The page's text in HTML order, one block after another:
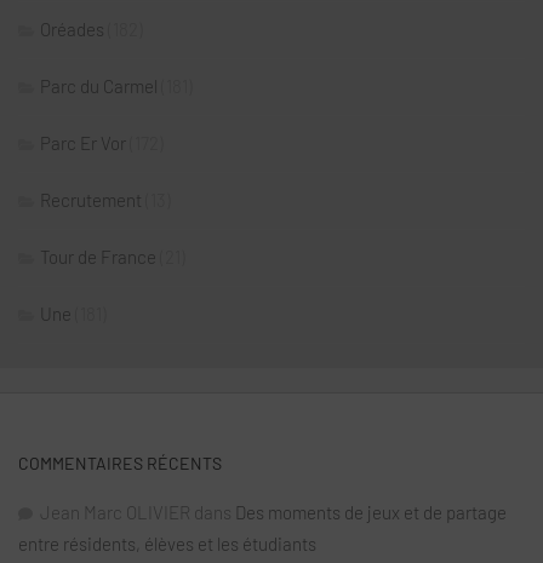
Oréades
Parc du Carmel
Parc Er Vor
Recrutement
Tour de France
Une
COMMENTAIRES RÉCENTS
Jean Marc OLIVIER dans Des moments de jeux et de partage
entre résidents, élèves et les étudiants